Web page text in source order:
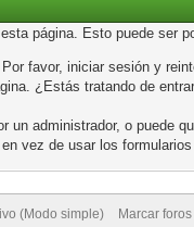
página. Esto puede ser
favor, iniciar sesión y
¿Estás tratando de
un administrador, o puede
vez de usar los
(Modo simple) Marcar